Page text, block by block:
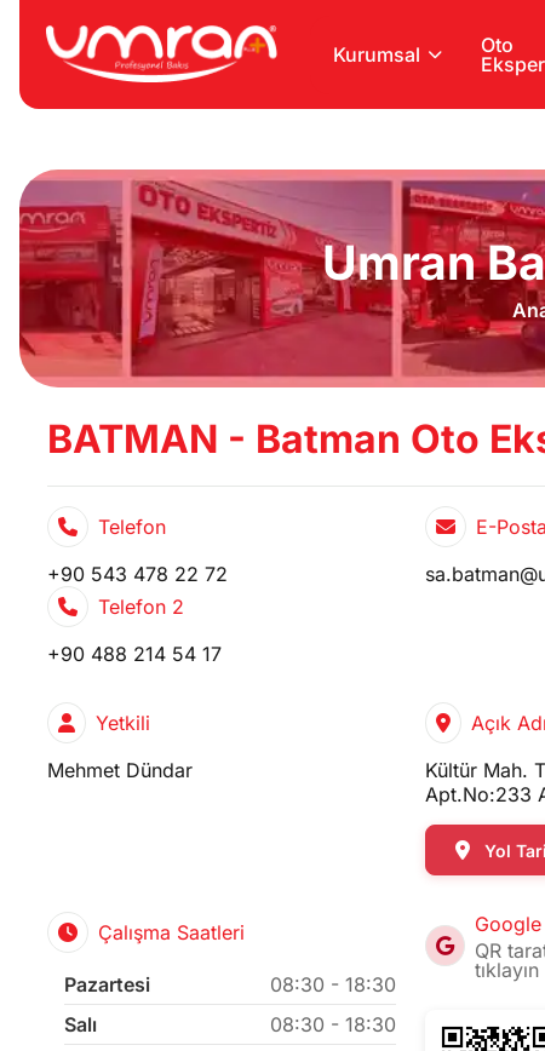
Kurumsal
Oto
Umran
BATMAN - Batman Oto
Telefon
+90 543 478 22 72
Telefon 2
+90 488 214 54 17
E-Posta
Yetkili
Mehmet Dündar
Açık
Kültür Mah.
Apt.No:233
Yol
Çalışma Saatleri
Pazartesi
08:30 - 18:30
Salı
08:30 - 18:30
QR
tıklayın